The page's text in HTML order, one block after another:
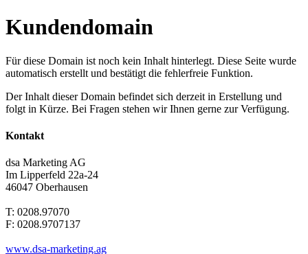
Kundendomain
Für diese Domain ist noch kein Inhalt hinterlegt. Diese Seite wurde
automatisch erstellt und bestätigt die fehlerfreie Funktion.
Der Inhalt dieser Domain befindet sich derzeit in Erstellung und
folgt in Kürze. Bei Fragen stehen wir Ihnen gerne zur Verfügung.
Kontakt
dsa Marketing AG
Im Lipperfeld 22a-24
46047 Oberhausen
T: 0208.97070
F: 0208.9707137
www.dsa-marketing.ag